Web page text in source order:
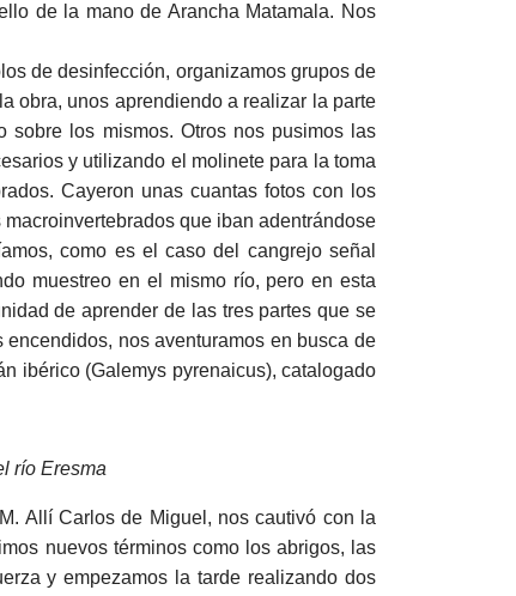
de la mano de Arancha Matamala. Nos
de desinfección, organizamos grupos de
obra, unos aprendiendo a realizar la parte
sobre los mismos. Otros nos pusimos las
y utilizando el molinete para la toma
Cayeron unas cuantas fotos con los
que iban adentrándose
como es el caso del cangrejo señal
muestreo en el mismo río, pero en esta
de aprender de las tres partes que se
nos aventuramos en busca de
ibérico (Galemys pyrenaicus), catalogado
río Eresma
Allí Carlos de Miguel, nos cautivó con la
nuevos términos como los abrigos, las
y empezamos la tarde realizando dos